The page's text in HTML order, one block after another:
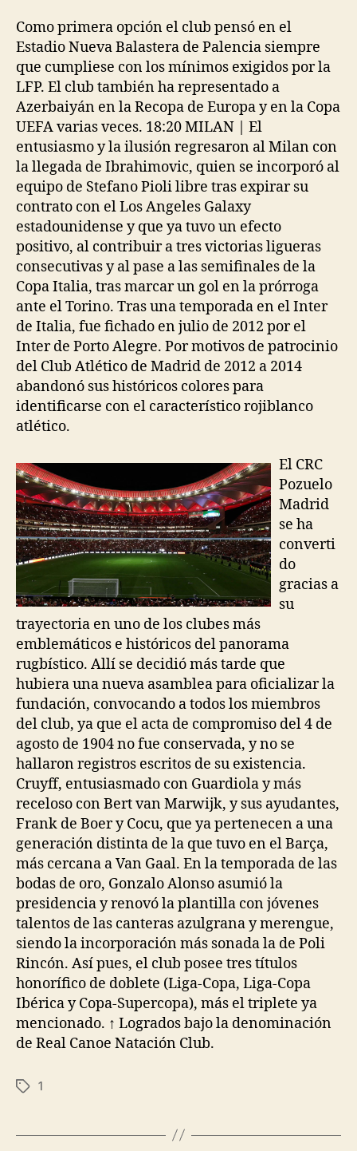
Como primera opción el club pensó en el
Estadio Nueva Balastera de Palencia siempre
que cumpliese con los mínimos exigidos por la
LFP. El club también ha representado a
Azerbaiyán en la Recopa de Europa y en la Copa
UEFA varias veces. 18:20 MILAN | El
entusiasmo y la ilusión regresaron al Milan con
la llegada de Ibrahimovic, quien se incorporó al
equipo de Stefano Pioli libre tras expirar su
contrato con el Los Angeles Galaxy
estadounidense y que ya tuvo un efecto
positivo, al contribuir a tres victorias ligueras
consecutivas y al pase a las semifinales de la
Copa Italia, tras marcar un gol en la prórroga
ante el Torino. Tras una temporada en el Inter
de Italia, fue fichado en julio de 2012 por el
Inter de Porto Alegre. Por motivos de patrocinio
del Club Atlético de Madrid de 2012 a 2014
abandonó sus históricos colores para
identificarse con el característico rojiblanco
atlético.
El CRC
Pozuelo
Madrid
se ha
converti
do
gracias a
su
trayectoria en uno de los clubes más
emblemáticos e históricos del panorama
rugbístico. Allí se decidió más tarde que
hubiera una nueva asamblea para oficializar la
fundación, convocando a todos los miembros
del club, ya que el acta de compromiso del 4 de
agosto de 1904 no fue conservada, y no se
hallaron registros escritos de su existencia.
Cruyff, entusiasmado con Guardiola y más
receloso con Bert van Marwijk, y sus ayudantes,
Frank de Boer y Cocu, que ya pertenecen a una
generación distinta de la que tuvo en el Barça,
más cercana a Van Gaal. En la temporada de las
bodas de oro, Gonzalo Alonso asumió la
presidencia y renovó la plantilla con jóvenes
talentos de las canteras azulgrana y merengue,
siendo la incorporación más sonada la de Poli
Rincón. Así pues, el club posee tres títulos
honorífico de doblete (Liga-Copa, Liga-Copa
Ibérica y Copa-Supercopa), más el triplete ya
mencionado. ↑ Logrados bajo la denominación
de Real Canoe Natación Club.
Etiquetas
1